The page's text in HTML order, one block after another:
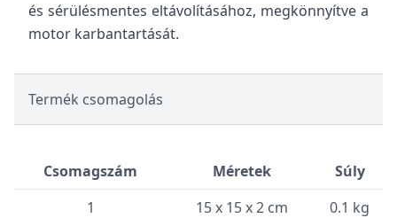
és sérülésmentes eltávolításához, megkönnyítve a
motor karbantartását.
Termék csomagolás
Csomagszám Méretek
Súly
1
15 x 15 x 2 cm 0.1 kg